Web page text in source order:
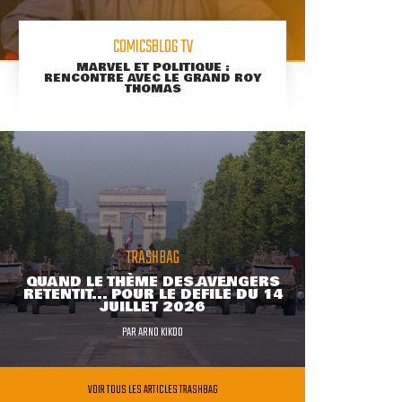
COMICSBLOG TV
MARVEL ET POLITIQUE :
RENCONTRE AVEC LE GRAND ROY
THOMAS
TRASHBAG
QUAND LE THÈME DES AVENGERS
RETENTIT... POUR LE DÉFILÉ DU 14
JUILLET 2026
PARARNO KIKOO
VOIR TOUS LES ARTICLES TRASHBAG